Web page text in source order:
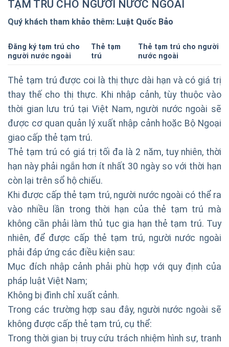
TẠM TRÚ CHO NGƯỜI NƯỚC NGOÀI
Quý khách tham khảo thêm: Luật Quốc Bảo
Đăng ký tạm trú cho
người nước ngoài
Thẻ tạm
trú
Thẻ tạm trú cho người
nước ngoài
Thẻ tạm trú được coi là thị thực dài hạn và có giá trị
thay thế cho thị thực. Khi nhập cảnh, tùy thuộc vào
thời gian lưu trú tại Việt Nam, người nước ngoài sẽ
được cơ quan quản lý xuất nhập cảnh hoặc Bộ Ngoại
giao cấp thẻ tạm trú.
Thẻ tạm trú có giá trị tối đa là 2 năm, tuy nhiên, thời
hạn này phải ngắn hơn ít nhất 30 ngày so với thời hạn
còn lại trên sổ hộ chiếu.
Khi được cấp thẻ tạm trú, người nước ngoài có thể ra
vào nhiều lần trong thời hạn của thẻ tạm trú mà
không cần phải làm thủ tục gia hạn thẻ tạm trú. Tuy
nhiên, để được cấp thẻ tạm trú, người nước ngoài
phải đáp ứng các điều kiện sau:
Mục đích nhập cảnh phải phù hợp với quy định của
pháp luật Việt Nam;
Không bị đình chỉ xuất cảnh.
Trong các trường hợp sau đây, người nước ngoài sẽ
không được cấp thẻ tạm trú, cụ thể:
Trong thời gian bị truy cứu trách nhiệm hình sự, tranh